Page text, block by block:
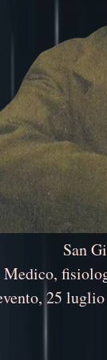
San
Medico,
25